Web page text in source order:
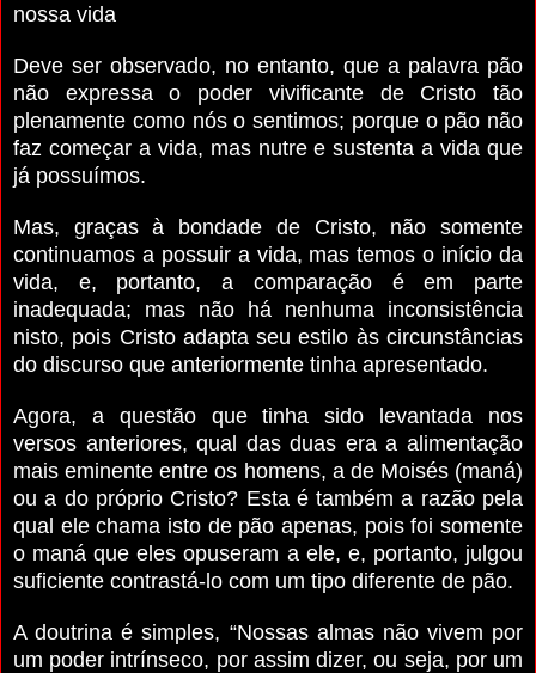
nossa vida
Deve ser observado, no entanto, que a palavra pão
não expressa o poder vivificante de Cristo tão
plenamente como nós o sentimos; porque o pão não
faz começar a vida, mas nutre e sustenta a vida que
já possuímos.
Mas, graças à bondade de Cristo, não somente
continuamos a possuir a vida, mas temos o início da
vida, e, portanto, a comparação é em parte
inadequada; mas não há nenhuma inconsistência
nisto, pois Cristo adapta seu estilo às circunstâncias
do discurso que anteriormente tinha apresentado.
Agora, a questão que tinha sido levantada nos
versos anteriores, qual das duas era a alimentação
mais eminente entre os homens, a de Moisés (maná)
ou a do próprio Cristo? Esta é também a razão pela
qual ele chama isto de pão apenas, pois foi somente
o maná que eles opuseram a ele, e, portanto, julgou
suficiente contrastá-lo com um tipo diferente de pão.
A doutrina é simples, “Nossas almas não vivem por
um poder intrínseco, por assim dizer, ou seja, por um